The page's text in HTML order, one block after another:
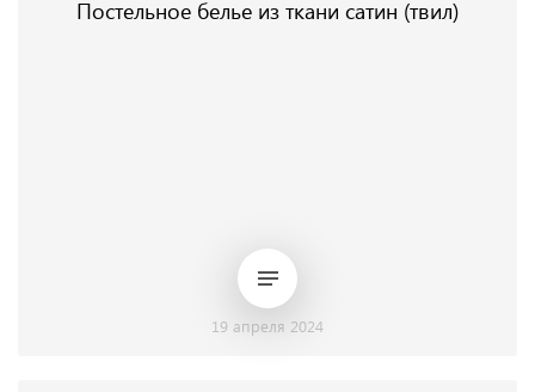
Постельное белье из ткани сатин (твил)
19 апреля 2024